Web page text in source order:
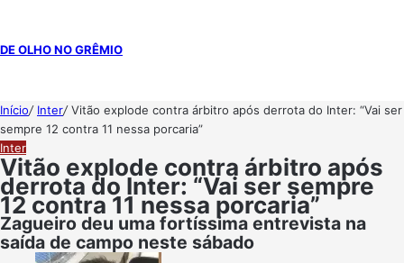
DE OLHO NO GRÊMIO
Início/ Inter/Vitão explode contra árbitro após derrota do Inter: “Vai ser
sempre 12 contra 11 nessa porcaria”
Inter
Vitão explode contra árbitro após
derrota do Inter: “Vai ser sempre
12 contra 11 nessa porcaria”
Zagueiro deu uma fortíssima entrevista na
saída de campo neste sábado